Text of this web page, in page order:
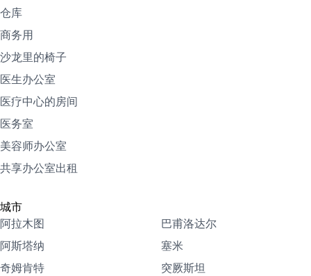
仓库
商务用
沙龙里的椅子
医生办公室
医疗中心的房间
医务室
美容师办公室
共享办公室出租
城市
阿拉木图
阿斯塔纳
奇姆肯特
巴甫洛达尔
塞米
突厥斯坦